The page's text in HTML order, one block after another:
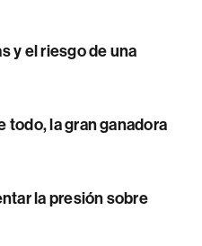
y el riesgo de una
todo, la gran ganadora
la presión sobre